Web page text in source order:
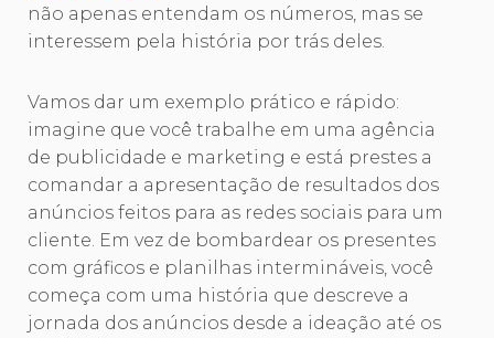
não apenas entendam os números, mas se
interessem pela história por trás deles.
Vamos dar um exemplo prático e rápido:
imagine que você trabalhe em uma agência
de publicidade e marketing e está prestes a
comandar a apresentação de resultados dos
anúncios feitos para as redes sociais para um
cliente. Em vez de bombardear os presentes
com gráficos e planilhas intermináveis, você
começa com uma história que descreve a
jornada dos anúncios desde a ideação até os